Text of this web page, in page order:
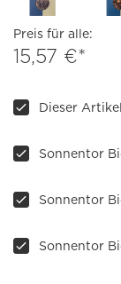
Preis für alle:
15,57 €*
Dieser
Sonnentor
Sonnentor
Sonnentor